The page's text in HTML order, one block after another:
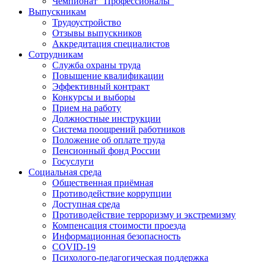
Выпускникам
Трудоустройство
Отзывы выпускников
Аккредитация специалистов
Сотрудникам
Служба охраны труда
Повышение квалификации
Эффективный контракт
Конкурсы и выборы
Прием на работу
Должностные инструкции
Система поощрений работников
Положение об оплате труда
Пенсионный фонд России
Госуслуги
Социальная среда
Общественная приёмная
Противодействие коррупции
Доступная среда
Противодействие терроризму и экстремизму
Компенсация стоимости проезда
Информационная безопасность
COVID-19
Психолого-педагогическая поддержка